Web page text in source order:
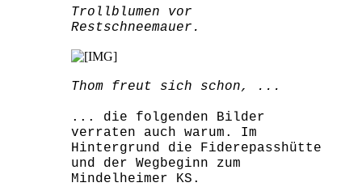
Trollblumen vor
Restschneemauer.
Thom freut sich schon, ...
... die folgenden Bilder
verraten auch warum. Im
Hintergrund die Fiderepasshütte
und der Wegbeginn zum
Mindelheimer KS.